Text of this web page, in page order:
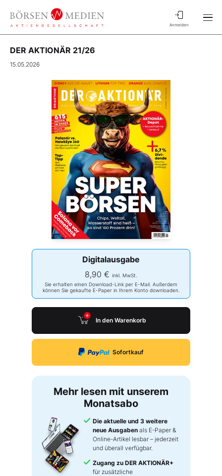
Anmelden
DER AKTIONÄR 21/26
15.05.2026
Digitalausgabe
8,90 € inkl. MwSt.
Sie erhalten einen Download-Link per E-Mail. Außerdem
können Sie gekaufte E-Paper in Ihrem Konto downloaden.
In den Warenkorb
Sofortkauf
Mehr lesen mit unserem
Monatsabo
Die aktuelle und 3 weitere
neue Ausgaben als E-Paper &
Online-Artikel lesbar – jederzeit
und überall verfügbar.
Zugang zu DER AKTIONÄR+
für zusätzliche